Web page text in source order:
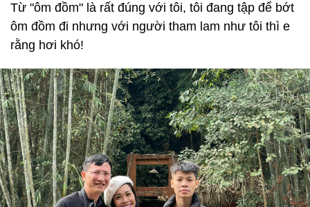
Từ "ôm đồm" là rất đúng với tôi, tôi đang tập để bớt
ôm đồm đi nhưng với người tham lam như tôi thì e
rằng hơi khó!